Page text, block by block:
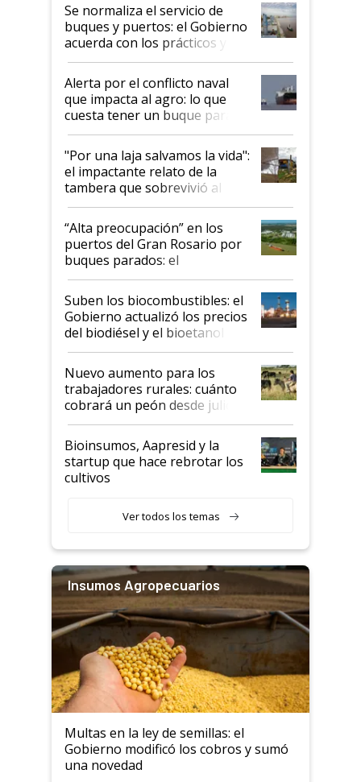
Se normaliza el servicio de
buques y puertos: el Gobierno
acuerda con los prácticos y
suspende el decreto de
desregulación
Alerta por el conflicto naval
que impacta al agro: lo que
cuesta tener un buque parado
y el peligro de que Argentina
pase a ser "país sucio"
"Por una laja salvamos la vida":
el impactante relato de la
tambera que sobrevivió al
tornado
“Alta preocupación” en los
puertos del Gran Rosario por
buques parados: el
funcionamiento de las
exportadoras en tensión tras
la medida de fuerza de los
prácticos
Suben los biocombustibles: el
Gobierno actualizó los precios
del biodiésel y el bioetanol
Nuevo aumento para los
trabajadores rurales: cuánto
cobrará un peón desde julio
Bioinsumos, Aapresid y la
startup que hace rebrotar los
cultivos
Ver todos los temas
Insumos Agropecuarios
Multas en la ley de semillas: el
Gobierno modificó los cobros y sumó
una novedad